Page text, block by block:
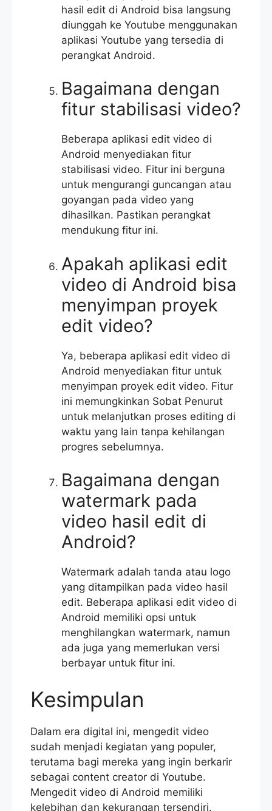
hasil edit di Android bisa langsung
diunggah ke Youtube menggunakan
aplikasi Youtube yang tersedia di
perangkat Android.
Bagaimana dengan
fitur stabilisasi video?
Beberapa aplikasi edit video di
Android menyediakan fitur
stabilisasi video. Fitur ini berguna
untuk mengurangi guncangan atau
goyangan pada video yang
dihasilkan. Pastikan perangkat
mendukung fitur ini.
Apakah aplikasi edit
video di Android bisa
menyimpan proyek
edit video?
Ya, beberapa aplikasi edit video di
Android menyediakan fitur untuk
menyimpan proyek edit video. Fitur
ini memungkinkan Sobat Penurut
untuk melanjutkan proses editing di
waktu yang lain tanpa kehilangan
progres sebelumnya.
Bagaimana dengan
watermark pada
video hasil edit di
Android?
Watermark adalah tanda atau logo
yang ditampilkan pada video hasil
edit. Beberapa aplikasi edit video di
Android memiliki opsi untuk
menghilangkan watermark, namun
ada juga yang memerlukan versi
berbayar untuk fitur ini.
Kesimpulan
Dalam era digital ini, mengedit video
sudah menjadi kegiatan yang populer,
terutama bagi mereka yang ingin berkarir
sebagai content creator di Youtube.
Mengedit video di Android memiliki
kelebihan dan kekurangan tersendiri.